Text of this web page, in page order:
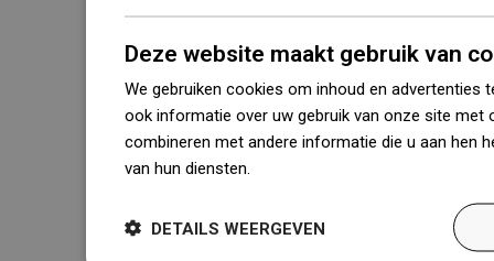
Deze website maakt gebruik van
We gebruiken cookies om inhoud en advertenties
ook informatie over uw gebruik van onze site met
combineren met andere informatie die u aan hen
van hun diensten.
DETAILS WEERGEVEN